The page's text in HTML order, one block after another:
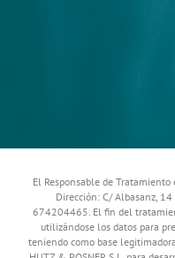
El Responsable de Tratamiento
Dirección: C/ Albasanz,
674204465. El fin del
utilizándose los datos para
teniendo como base